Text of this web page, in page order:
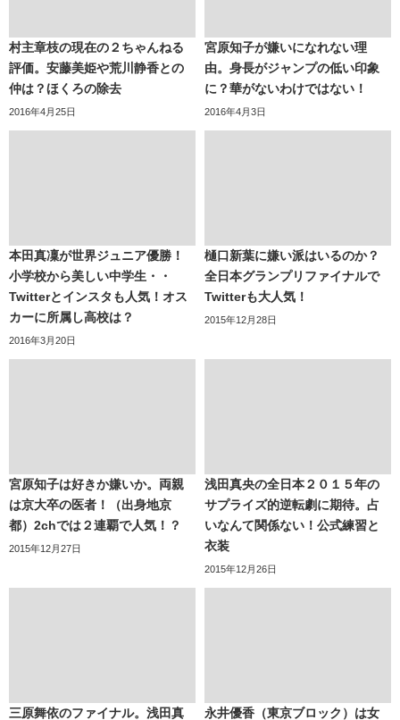
村主章枝の現在の２ちゃんねる
評価。安藤美姫や荒川静香との
仲は？ほくろの除去
2016年4月25日
宮原知子が嫌いになれない理
由。身長がジャンプの低い印象
に？華がないわけではない！
2016年4月3日
本田真凜が世界ジュニア優勝！
小学校から美しい中学生・・
Twitterとインスタも人気！オス
カーに所属し高校は？
2016年3月20日
樋口新葉に嫌い派はいるのか？
全日本グランプリファイナルで
Twitterも大人気！
2015年12月28日
宮原知子は好きか嫌いか。両親
は京大卒の医者！（出身地京
都）2chでは２連覇で人気！？
2015年12月27日
浅田真央の全日本２０１５年の
サプライズ的逆転劇に期待。占
いなんて関係ない！公式練習と
衣装
2015年12月26日
三原舞依のファイナル。浅田真
永井優香（東京ブロック）は女